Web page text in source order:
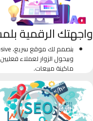
واجهتك الرقمية
وبيحول الزوار لعملاء
ماكينة مبيعات.